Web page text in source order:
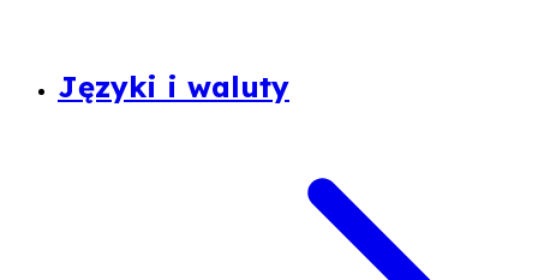
Języki i waluty